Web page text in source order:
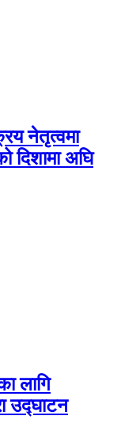
नेतृत्वमा
दिशामा अघि
लागि
उद्घाटन